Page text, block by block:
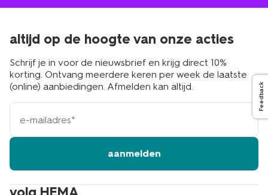
altijd op de hoogte van onze acties
Schrijf je in voor de nieuwsbrief en krijg direct 10%
korting. Ontvang meerdere keren per week de laatste
(online) aanbiedingen. Afmelden kan altijd.
e-
mailadres
aanmelden
Feedback